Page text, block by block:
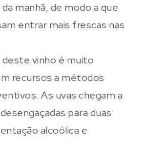
manhã, de modo a que
entrar mais frescas nas
deste vinho é muito
recursos a métodos
As uvas chegam a
para duas
alcoólica e